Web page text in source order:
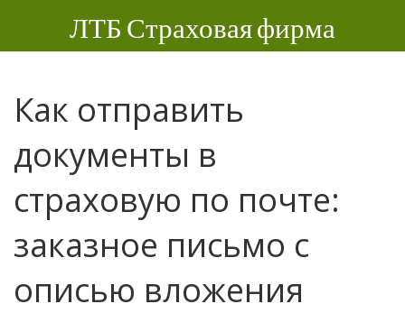
ЛТБ Страховая фирма
Как отправить
документы в
страховую по почте:
заказное письмо с
описью вложения